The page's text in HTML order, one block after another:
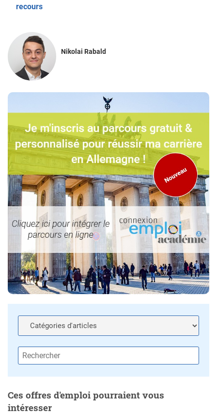
recours
Nikolai Rabald
Ces offres d'emploi pourraient vous
intéresser